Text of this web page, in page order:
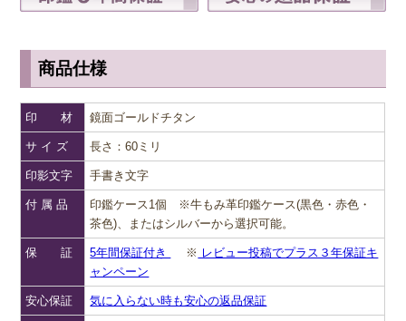
商品仕様
印 材 鏡面ゴールドチタン
サ イ ズ 長さ：60ミリ
印影文字 手書き文字
付 属 品
印鑑ケース1個 ※牛もみ革印鑑ケース(黒色・赤色・
茶色)、またはシルバーから選択可能。
保 証 5年間保証付き ※ レビュー投稿でプラス３年保証キ
ャンペーン
安心保証 気に入らない時も安心の返品保証